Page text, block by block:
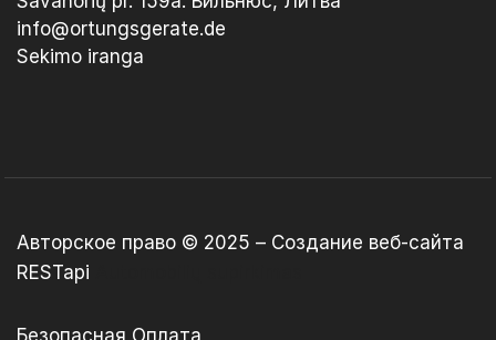
info@ortungsgerate.de
Sekimo iranga
Авторское право © 2025 – Создание веб-сайта
RESTapi
Безопасная Оплата